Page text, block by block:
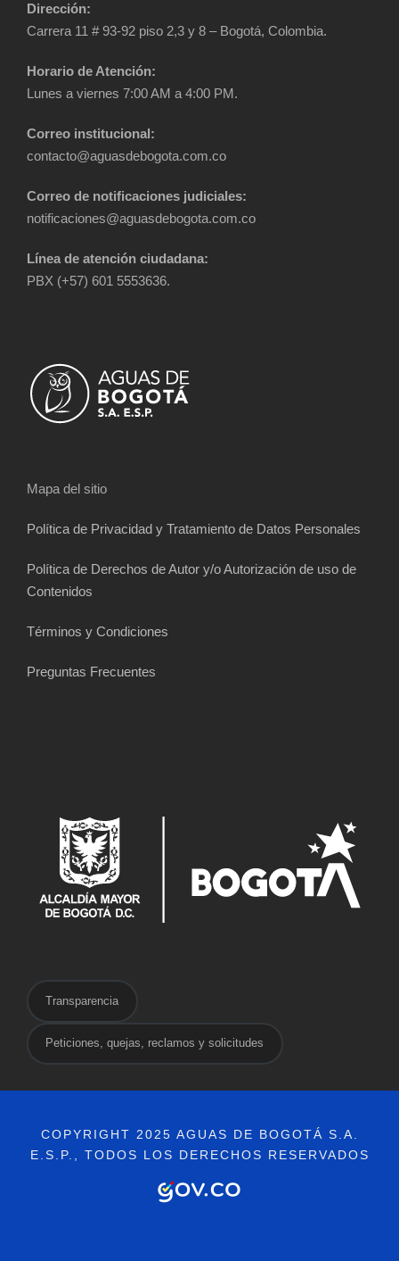
Dirección:
Carrera 11 # 93-92 piso 2,3 y 8 – Bogotá, Colombia.
Horario de Atención:
Lunes a viernes 7:00 AM a 4:00 PM.
Correo institucional:
contacto@aguasdebogota.com.co
Correo de notificaciones judiciales:
notificaciones@aguasdebogota.com.co
Línea de atención ciudadana:
PBX (+57) 601 5553636.
Mapa del sitio
Política de Privacidad y Tratamiento de Datos Personales
Política de Derechos de Autor y/o Autorización de uso de
Contenidos
Términos y Condiciones
Preguntas Frecuentes
Transparencia
Peticiones, quejas, reclamos y solicitudes
COPYRIGHT 2025 AGUAS DE BOGOTÁ S.A.
E.S.P., TODOS LOS DERECHOS RESERVADOS